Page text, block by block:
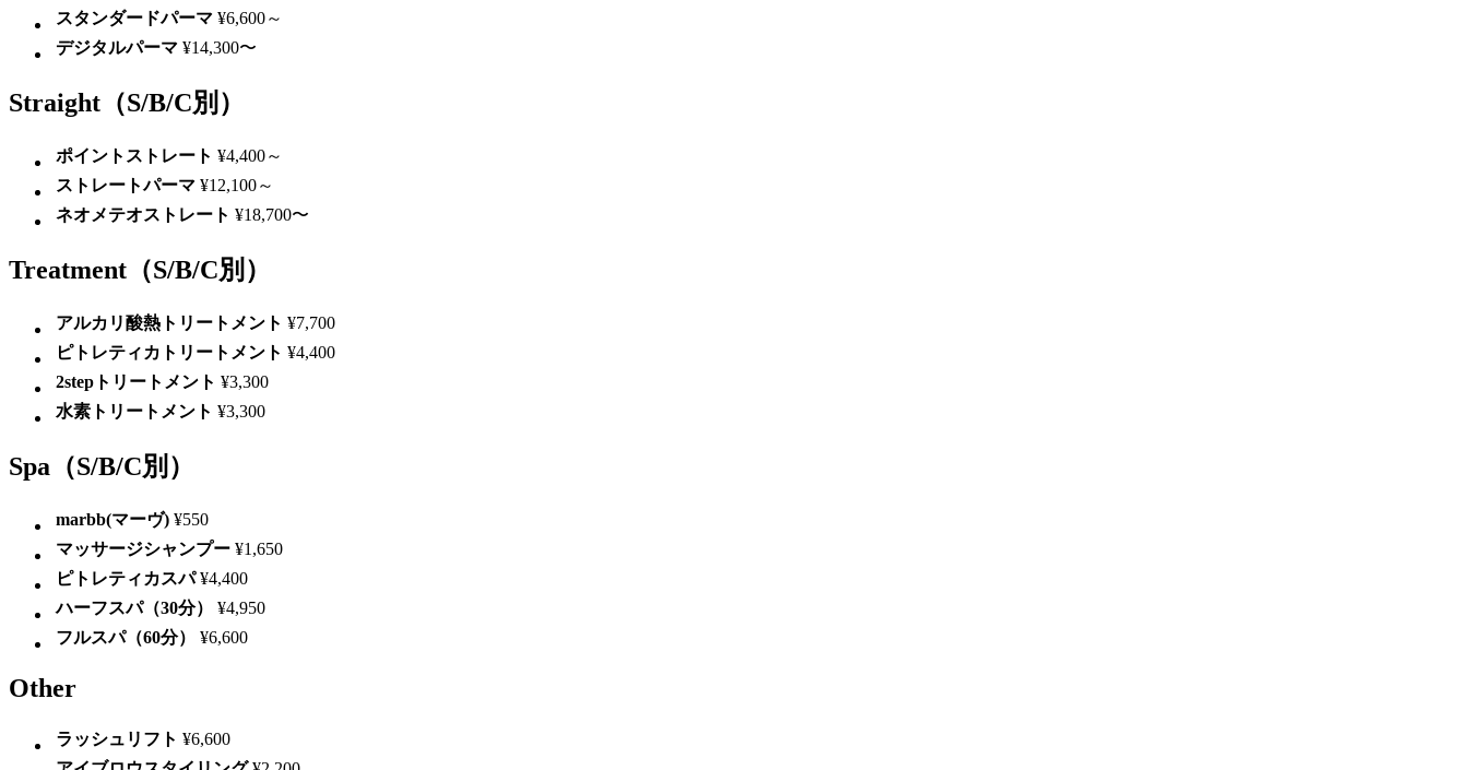
スタンダードパーマ ¥6,600～
デジタルパーマ ¥14,300〜
Straight （S/B/C別）
ポイントストレート ¥4,400～
ストレートパーマ ¥12,100～
ネオメテオストレート ¥18,700〜
Treatment （S/B/C別）
アルカリ酸熱トリートメント ¥7,700
ピトレティカトリートメント ¥4,400
2stepトリートメント ¥3,300
水素トリートメント ¥3,300
Spa （S/B/C別）
marbb(マーヴ) ¥550
マッサージシャンプー ¥1,650
ピトレティカスパ ¥4,400
ハーフスパ（30分）
¥4,950
フルスパ（60分）
¥6,600
Other
ラッシュリフト ¥6,600